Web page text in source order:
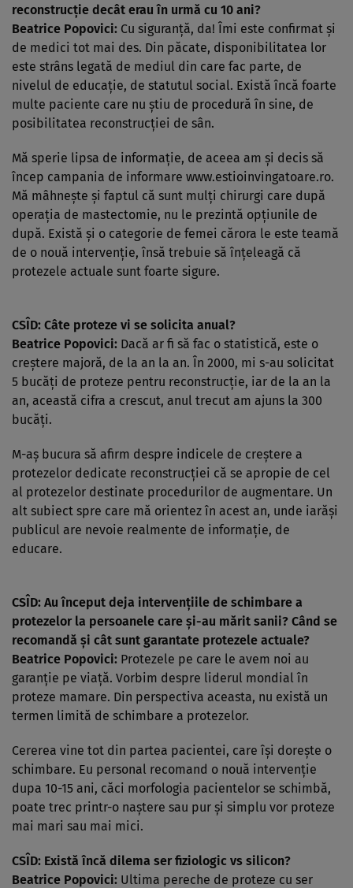
reconstrucţie decât erau în urmă cu 10 ani?
Beatrice Popovici: Cu siguranţă, da! Îmi este confirmat şi
de medici tot mai des. Din păcate, disponibilitatea lor
este strâns legată de mediul din care fac parte, de
nivelul de educaţie, de statutul social. Există încă foarte
multe paciente care nu ştiu de procedură în sine, de
posibilitatea reconstrucţiei de sân.
Mă sperie lipsa de informaţie, de aceea am şi decis să
încep campania de informare www.estioinvingatoare.ro.
Mă mâhneşte şi faptul că sunt mulţi chirurgi care după
operaţia de mastectomie, nu le prezintă opţiunile de
după. Există şi o categorie de femei cărora le este teamă
de o nouă intervenţie, însă trebuie să înţeleagă că
protezele actuale sunt foarte sigure.
CSÎD: Câte proteze vi se solicita anual?
Beatrice Popovici: Dacă ar fi să fac o statistică, este o
creştere majoră, de la an la an. În 2000, mi s-au solicitat
5 bucăţi de proteze pentru reconstrucţie, iar de la an la
an, această cifra a crescut, anul trecut am ajuns la 300
bucăţi.
M-aş bucura să afirm despre indicele de creştere a
protezelor dedicate reconstrucţiei că se apropie de cel
al protezelor destinate procedurilor de augmentare. Un
alt subiect spre care mă orientez în acest an, unde iarăşi
publicul are nevoie realmente de informaţie, de
educare.
CSÎD: Au început deja intervenţiile de schimbare a
protezelor la persoanele care şi-au mărit sanii? Când se
recomandă şi cât sunt garantate protezele actuale?
Beatrice Popovici: Protezele pe care le avem noi au
garanţie pe viaţă. Vorbim despre liderul mondial în
proteze mamare. Din perspectiva aceasta, nu există un
termen limită de schimbare a protezelor.
Cererea vine tot din partea pacientei, care îşi doreşte o
schimbare. Eu personal recomand o nouă intervenţie
dupa 10-15 ani, căci morfologia pacientelor se schimbă,
poate trec printr-o naştere sau pur şi simplu vor proteze
mai mari sau mai mici.
CSÎD: Există încă dilema ser fiziologic vs silicon?
Beatrice Popovici: Ultima pereche de proteze cu ser